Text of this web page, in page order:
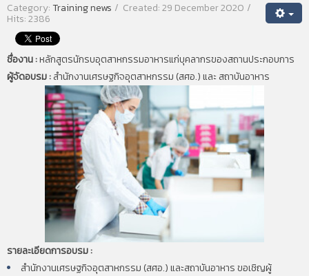
Category:Training news Created: 29 December 2020
Hits: 2386
ชื่องาน :หลักสูตรนักรบอุตสาหกรรมอาหารแก่บุคลากรของสถานประกอบการ
ผู้จัดอบรม :สำนักงานเศรษฐกิจอุตสาหกรรม (สศอ.) และ สถาบันอาหาร
รายละเอียดการอบรม :
สำนักงานเศรษฐกิจอุตสาหกรรม (สศอ.) และสถาบันอาหาร ขอเชิญผู้